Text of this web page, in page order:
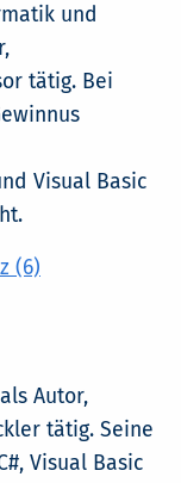
und
tätig. Bei
Visual Basic
(6)
Autor,
tätig. Seine
Visual Basic